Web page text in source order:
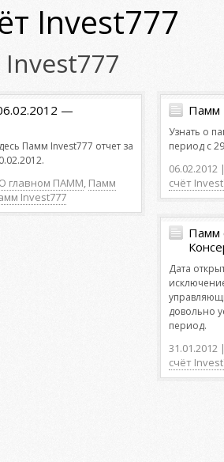
Invest777
—
Памм Invest777 отчет за
О главном ПАММ, Памм
Invest777
Памм
Узнать о
период с
счёт
Памм
Дата
довольно
период.
счёт